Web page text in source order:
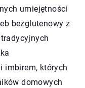
umiejętności
bezglutenowy z
imbirem, których
domowych